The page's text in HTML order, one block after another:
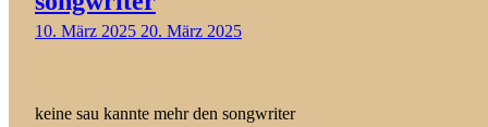
10. März 2025 20. März 2025
keine sau kannte mehr den songwriter